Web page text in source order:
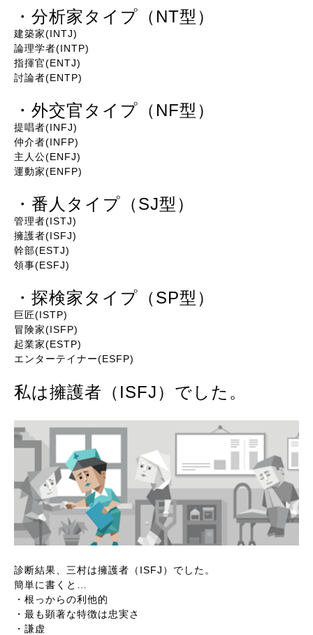
・分析家タイプ（NT型）
建築家(INTJ)
論理学者(INTP)
指揮官(ENTJ)
討論者(ENTP)
・外交官タイプ（NF型）
提唱者(INFJ)
仲介者(INFP)
主人公(ENFJ)
運動家(ENFP)
・番人タイプ（SJ型）
管理者(ISTJ)
擁護者(ISFJ)
幹部(ESTJ)
領事(ESFJ)
・探検家タイプ（SP型）
巨匠(ISTP)
冒険家(ISFP)
起業家(ESTP)
エンターテイナー(ESFP)
私は擁護者（ISFJ）でした。
診断結果、三村は擁護者（ISFJ）でした。
簡単に書くと…
・根っからの利他的
・最も顕著な特徴は忠実さ
・謙虚